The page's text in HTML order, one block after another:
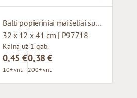
Balti popieriniai maišeliai su susuktomis rankenomis
32 x 12 x 41 cm | P97718
Kaina už 1 gab.
0,45 €
10+ vnt.
0,38 €
200+ vnt.